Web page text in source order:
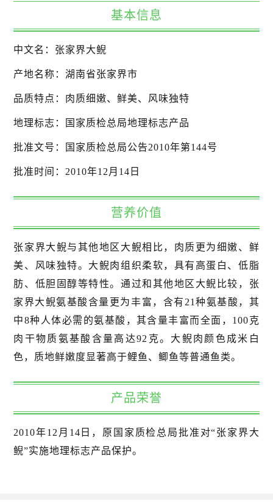
基本信息
中文名：张家界大鲵
产地名称：湖南省张家界市
品质特点：肉质细嫩、鲜美、风味独特
地理标志：国家质检总局地理标志产品
批准文号：国家质检总局公告2010年第144号
批准时间：2010年12月14日
营养价值
张家界大鲵与其他地区大鲵相比，肉质更为细嫩、鲜
美、风味独特。大鲵肉组织柔软，具有高蛋白、低脂
肪、低胆固醇等特性。通过和其他地区大鲵比较，张
家界大鲵氨基酸含量更为丰富，含有21种氨基酸，其
中8种人体必需的氨基酸，其含量丰富而全面，100克
肉干物质氨基酸含量高达92克。大鲵肉颜色成米白
色，质地鲜嫩度显著高于鲤鱼、鲫鱼等普通鱼类。
产品荣誉
2010年12月14日，原国家质检总局批准对“张家界大
鲵”实施地理标志产品保护。